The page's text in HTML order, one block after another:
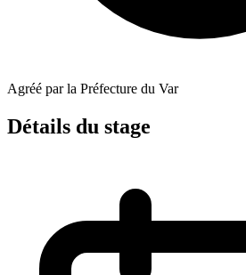
Agréé par la Préfecture du Var
Détails du stage